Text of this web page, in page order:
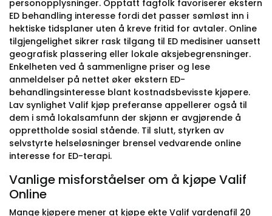
personopplysninger. Opptatt fagfolk favoriserer ekstern
ED behandling interesse fordi det passer sømløst inn i
hektiske tidsplaner uten å kreve fritid for avtaler. Online
tilgjengelighet sikrer rask tilgang til ED medisiner uansett
geografisk plassering eller lokale aksjebegrensninger.
Enkelheten ved å sammenligne priser og lese
anmeldelser på nettet øker ekstern ED-
behandlingsinteresse blant kostnadsbevisste kjøpere.
Lav synlighet Valif kjøp preferanse appellerer også til
dem i små lokalsamfunn der skjønn er avgjørende å
opprettholde sosial stående. Til slutt, styrken av
selvstyrte helseløsninger brensel vedvarende online
interesse for ED-terapi.
Vanlige misforståelser om å kjøpe Valif
Online
Mange kjøpere mener at kjøpe ekte Valif vardenafil 20